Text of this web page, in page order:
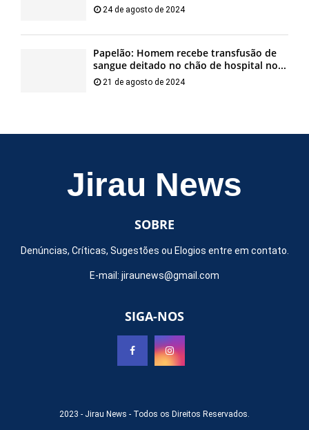
24 de agosto de 2024
Papelão: Homem recebe transfusão de
sangue deitado no chão de hospital no...
21 de agosto de 2024
Jirau News
SOBRE
Denúncias, Críticas, Sugestões ou Elogios entre em contato.
E-mail: jiraunews@gmail.com
SIGA-NOS
2023 - Jirau News - Todos os Direitos Reservados.